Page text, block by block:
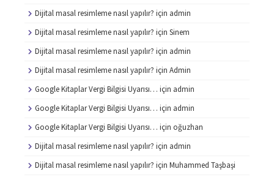
Dijital masal resimleme nasıl yapılır? için admin
Dijital masal resimleme nasıl yapılır? için Sinem
Dijital masal resimleme nasıl yapılır? için admin
Dijital masal resimleme nasıl yapılır? için Admin
Google Kitaplar Vergi Bilgisi Uyarısı… için admin
Google Kitaplar Vergi Bilgisi Uyarısı… için admin
Google Kitaplar Vergi Bilgisi Uyarısı… için oğuzhan
Dijital masal resimleme nasıl yapılır? için admin
Dijital masal resimleme nasıl yapılır? için Muhammed Taşbaşi